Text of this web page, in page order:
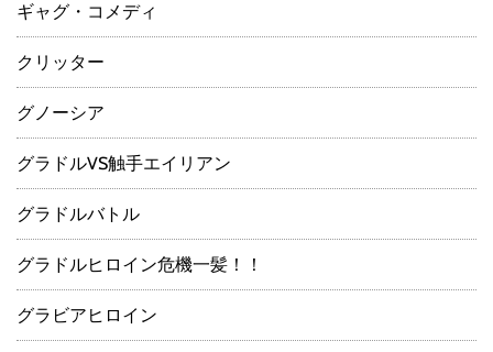
ギャグ・コメディ
クリッター
グノーシア
グラドルVS触手エイリアン
グラドルバトル
グラドルヒロイン危機一髪！！
グラビアヒロイン